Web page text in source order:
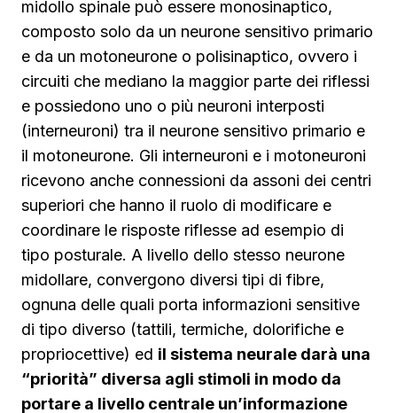
midollo spinale può essere monosinaptico,
composto solo da un neurone sensitivo primario
e da un motoneurone o polisinaptico, ovvero i
circuiti che mediano la maggior parte dei riflessi
e possiedono uno o più neuroni interposti
(interneuroni) tra il neurone sensitivo primario e
il motoneurone. Gli interneuroni e i motoneuroni
ricevono anche connessioni da assoni dei centri
superiori che hanno il ruolo di modificare e
coordinare le risposte riflesse ad esempio di
tipo posturale. A livello dello stesso neurone
midollare, convergono diversi tipi di fibre,
ognuna delle quali porta informazioni sensitive
di tipo diverso (tattili, termiche, dolorifiche e
propriocettive) ed il sistema neurale darà una
“priorità” diversa agli stimoli in modo da
portare a livello centrale un’informazione